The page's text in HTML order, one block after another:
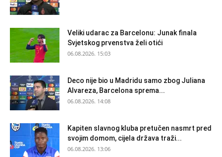
Veliki udarac za Barcelonu: Junak finala
Svjetskog prvenstva želi otići
06.08.2026. 15:03
Deco nije bio u Madridu samo zbog Juliana
Alvareza, Barcelona sprema...
06.08.2026. 14:08
Kapiten slavnog kluba pretučen nasmrt pred
svojim domom, cijela država traži...
06.08.2026. 13:06